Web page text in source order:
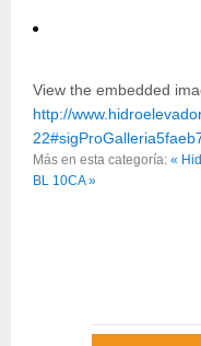
View the embedded
http://
Más en esta categoría: «
BL 10CA »